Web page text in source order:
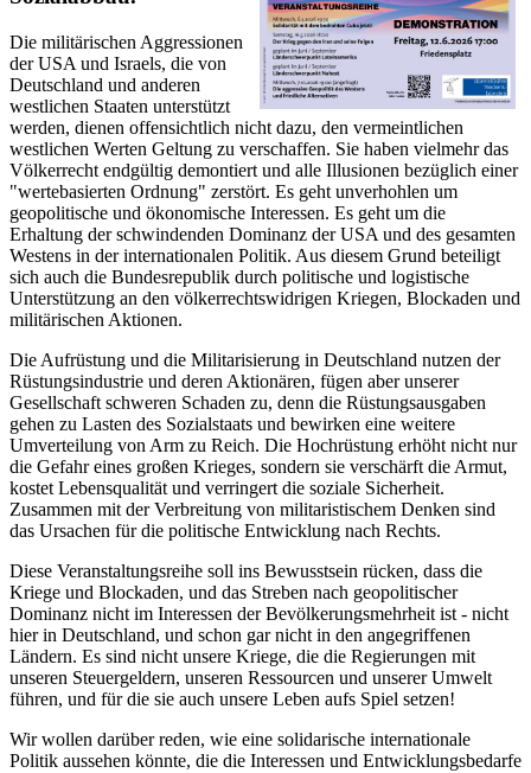
Die militärischen Aggressionen
der USA und Israels, die von
Deutschland und anderen
westlichen Staaten unterstützt
werden, dienen offensichtlich nicht dazu, den vermeintlichen
westlichen Werten Geltung zu verschaffen. Sie haben vielmehr das
Völkerrecht endgültig demontiert und alle Illusionen bezüglich einer
"wertebasierten Ordnung" zerstört. Es geht unverhohlen um
geopolitische und ökonomische Interessen. Es geht um die
Erhaltung der schwindenden Dominanz der USA und des gesamten
Westens in der internationalen Politik. Aus diesem Grund beteiligt
sich auch die Bundesrepublik durch politische und logistische
Unterstützung an den völkerrechtswidrigen Kriegen, Blockaden und
militärischen Aktionen.
Die Aufrüstung und die Militarisierung in Deutschland nutzen der
Rüstungsindustrie und deren Aktionären, fügen aber unserer
Gesellschaft schweren Schaden zu, denn die Rüstungsausgaben
gehen zu Lasten des Sozialstaats und bewirken eine weitere
Umverteilung von Arm zu Reich. Die Hochrüstung erhöht nicht nur
die Gefahr eines großen Krieges, sondern sie verschärft die Armut,
kostet Lebensqualität und verringert die soziale Sicherheit.
Zusammen mit der Verbreitung von militaristischem Denken sind
das Ursachen für die politische Entwicklung nach Rechts.
Diese Veranstaltungsreihe soll ins Bewusstsein rücken, dass die
Kriege und Blockaden, und das Streben nach geopolitischer
Dominanz nicht im Interessen der Bevölkerungsmehrheit ist - nicht
hier in Deutschland, und schon gar nicht in den angegriffenen
Ländern. Es sind nicht unsere Kriege, die die Regierungen mit
unseren Steuergeldern, unseren Ressourcen und unserer Umwelt
führen, und für die sie auch unsere Leben aufs Spiel setzen!
Wir wollen darüber reden, wie eine solidarische internationale
Politik aussehen könnte, die die Interessen und Entwicklungsbedarfe